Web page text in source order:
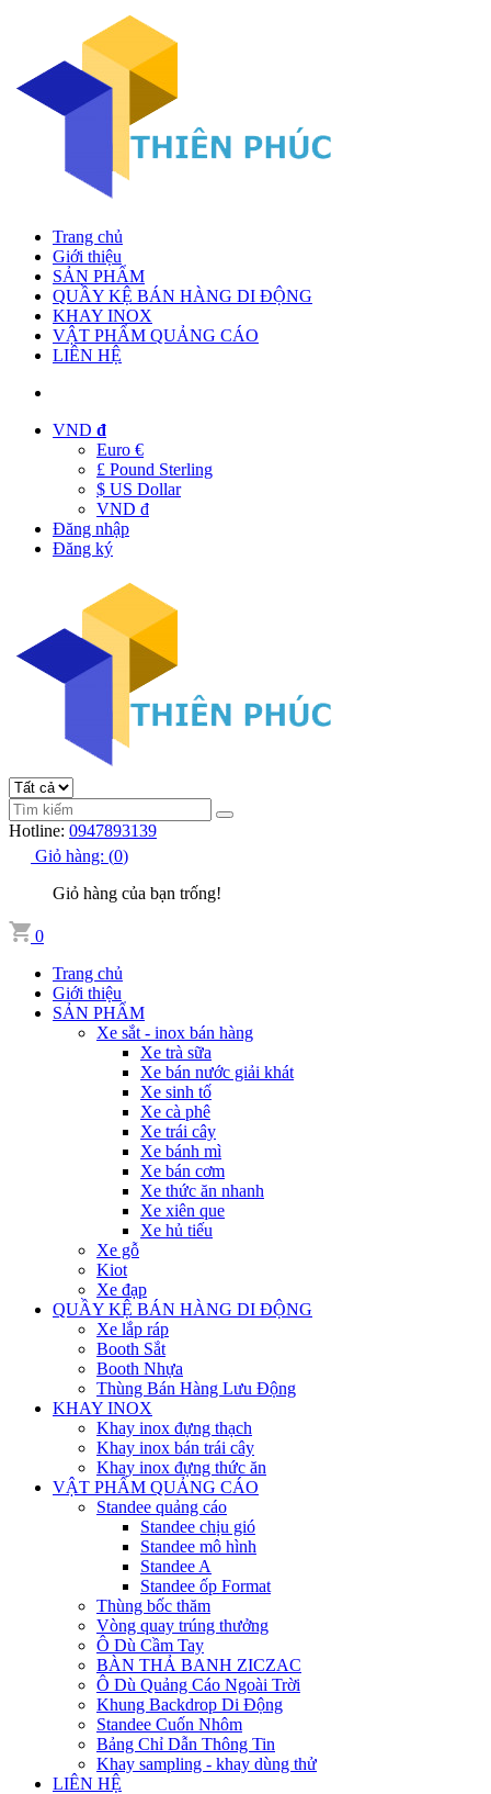
Trang chủ
Giới thiệu
SẢN PHẨM
QUẦY KỆ BÁN HÀNG DI ĐỘNG
KHAY INOX
VẬT PHẨM QUẢNG CÁO
LIÊN HỆ
VND đ
Euro €
£ Pound Sterling
$ US Dollar
VND đ
Đăng nhập
Đăng ký
Hotline: 0947893139
Giỏ hàng: (0)
Giỏ hàng của bạn trống!
0
Trang chủ
Giới thiệu
SẢN PHẨM
Xe sắt - inox bán hàng
Xe trà sữa
Xe bán nước giải khát
Xe sinh tố
Xe cà phê
Xe trái cây
Xe bánh mì
Xe bán cơm
Xe thức ăn nhanh
Xe xiên que
Xe hủ tiếu
Xe gỗ
Kiot
Xe đạp
QUẦY KỆ BÁN HÀNG DI ĐỘNG
Xe lắp ráp
Booth Sắt
Booth Nhựa
Thùng Bán Hàng Lưu Động
KHAY INOX
Khay inox đựng thạch
Khay inox bán trái cây
Khay inox đựng thức ăn
VẬT PHẨM QUẢNG CÁO
Standee quảng cáo
Standee chịu gió
Standee mô hình
Standee A
Standee ốp Format
Thùng bốc thăm
Vòng quay trúng thưởng
Ô Dù Cầm Tay
BÀN THẢ BANH ZICZAC
Ô Dù Quảng Cáo Ngoài Trời
Khung Backdrop Di Động
Standee Cuốn Nhôm
Bảng Chỉ Dẫn Thông Tin
Khay sampling - khay dùng thử
LIÊN HỆ